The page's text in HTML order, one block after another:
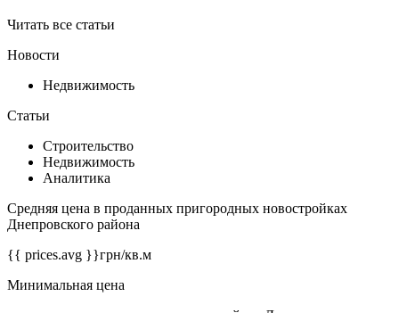
Читать все статьи
Новости
Недвижимость
Статьи
Строительство
Недвижимость
Аналитика
Средняя цена в проданных пригородных новостройках
Днепровского района
{{ prices.avg }}грн/кв.м
Минимальная цена